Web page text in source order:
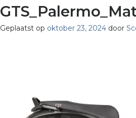
Geplaatst op oktober 23, 2024 door